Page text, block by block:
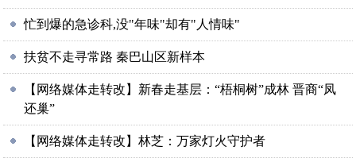
忙到爆的急诊科,没"年味"却有"人情味"
扶贫不走寻常路 秦巴山区新样本
【网络媒体走转改】新春走基层：“梧桐树”成林 晋商“凤
还巢”
【网络媒体走转改】林芝：万家灯火守护者